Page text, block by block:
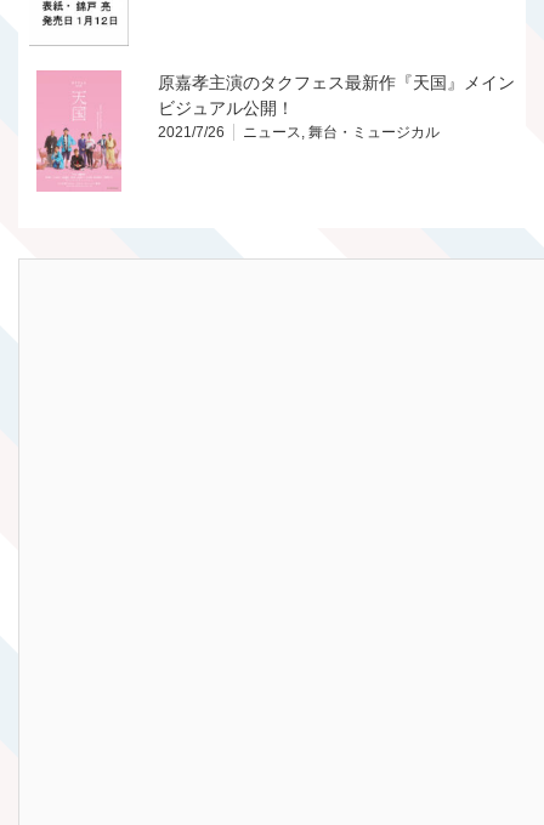
原嘉孝主演のタクフェス最新作『天国』メイン
ビジュアル公開！
2021/7/26 ニュース, 舞台・ミュージカル